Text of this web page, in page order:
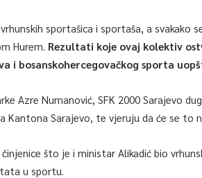
sportašica i sportaša, a svakako
Hurem. Rezultati koje ovaj kolektiv
i bosanskohercegovačkog sporta
Azre Numanović, SFK 2000 Sarajevo
Kantona Sarajevo, te vjeruju da će se to
što je i ministar Alikadić bio
u sportu.